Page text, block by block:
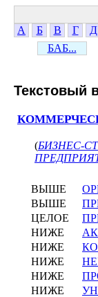
А
Б В Г Д
БАБ...
Текстовый
(БИЗНЕС-
ВЫШЕ
ВЫШЕ
ЦЕЛОЕ
НИЖЕ
НИЖЕ
НИЖЕ
НИЖЕ
НИЖЕ